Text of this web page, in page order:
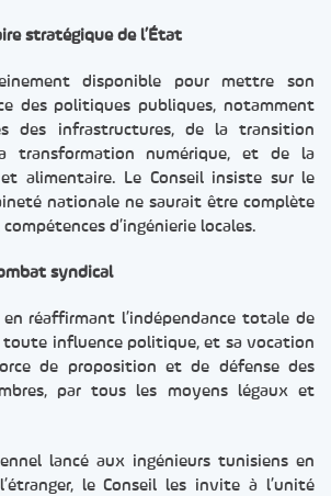
stratégique de l’État
disponible pour mettre son
des politiques publiques, notamment
des infrastructures, de la transition
transformation numérique, et de la
alimentaire. Le Conseil insiste sur le
nationale ne saurait être complète
d’ingénierie locales.
syndical
réaffirmant l’indépendance totale de
toute influence politique, et sa vocation
de proposition et de défense des
par tous les moyens légaux et
lancé aux ingénieurs tunisiens en
le Conseil les invite à l’unité